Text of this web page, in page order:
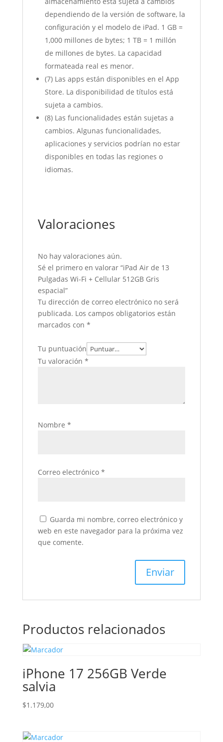
dependiendo de la versión de software, la
configuración y el modelo de iPad. 1 GB =
1,000 millones de bytes; 1 TB = 1 millón
de millones de bytes. La capacidad
formateada real es menor.
(7) Las apps están disponibles en el App
Store. La disponibilidad de títulos está
sujeta a cambios.
(8) Las funcionalidades están sujetas a
cambios. Algunas funcionalidades,
aplicaciones y servicios podrían no estar
disponibles en todas las regiones o
idiomas.
Valoraciones
No hay valoraciones aún.
Sé el primero en valorar “iPad Air de 13
Pulgadas Wi-Fi + Cellular 512GB Gris
espacial”
Tu dirección de correo electrónico no será
publicada. Los campos obligatorios están
marcados con *
Tu puntuación
Tu valoración *
Nombre *
Correo electrónico *
Guarda mi nombre, correo electrónico y
web en este navegador para la próxima vez
que comente.
Productos relacionados
iPhone 17 256GB Verde
salvia
$1.179,00